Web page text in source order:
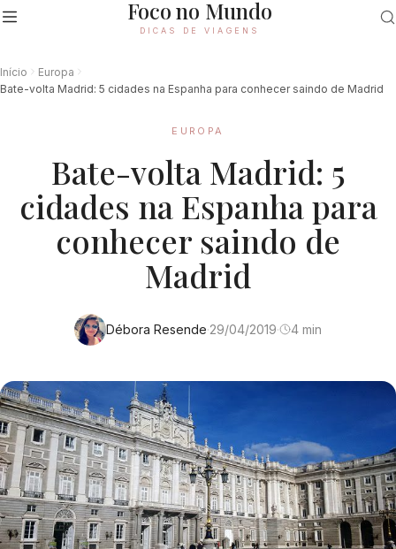
Foco no Mundo
DICAS DE VIAGENS
Início
Europa
Bate-volta Madrid: 5 cidades na Espanha para conhecer saindo de Madrid
EUROPA
Bate-volta Madrid: 5
cidades na Espanha para
conhecer saindo de
Madrid
Débora Resende·29/04/2019· 4 min